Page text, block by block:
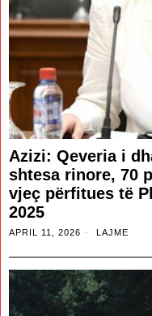
Azizi: Qeveria i
shtesa rinore, 70
vjeç përfitues të
2025
APRIL 11, 2026 LAJME